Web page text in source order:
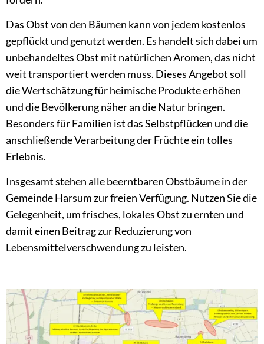
Das Obst von den Bäumen kann von jedem kostenlos
gepflückt und genutzt werden. Es handelt sich dabei um
unbehandeltes Obst mit natürlichen Aromen, das nicht
weit transportiert werden muss. Dieses Angebot soll
die Wertschätzung für heimische Produkte erhöhen
und die Bevölkerung näher an die Natur bringen.
Besonders für Familien ist das Selbstpflücken und die
anschließende Verarbeitung der Früchte ein tolles
Erlebnis.
Insgesamt stehen alle beerntbaren Obstbäume in der
Gemeinde Harsum zur freien Verfügung. Nutzen Sie die
Gelegenheit, um frisches, lokales Obst zu ernten und
damit einen Beitrag zur Reduzierung von
Lebensmittelverschwendung zu leisten.